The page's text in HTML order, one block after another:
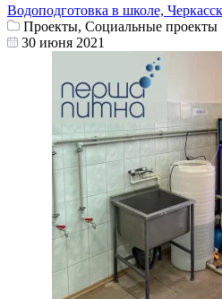
Водоподготовка в школе,
Проекты, Социальные проекты
30 июня 2021